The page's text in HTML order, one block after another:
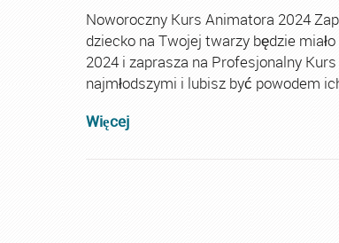
Noworoczny Kurs Animatora 2024
dziecko na Twojej twarzy będzie
2024 i zaprasza na Profesjonalny
najmłodszymi i lubisz być powodem
Więcej